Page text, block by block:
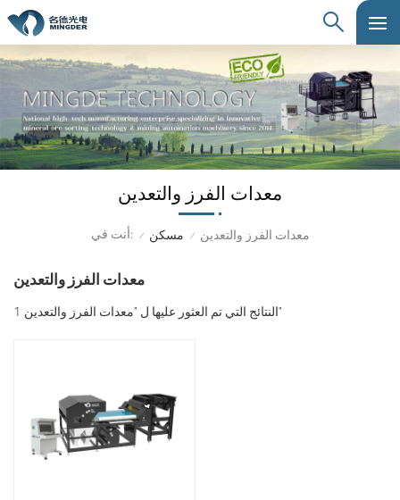
معدات الفرز والتعدين
أنت في: / مسكن / معدات الفرز والتعدين
معدات الفرز والتعدين
1 النتائج التي تم العثور عليها ل "معدات الفرز والتعدين"